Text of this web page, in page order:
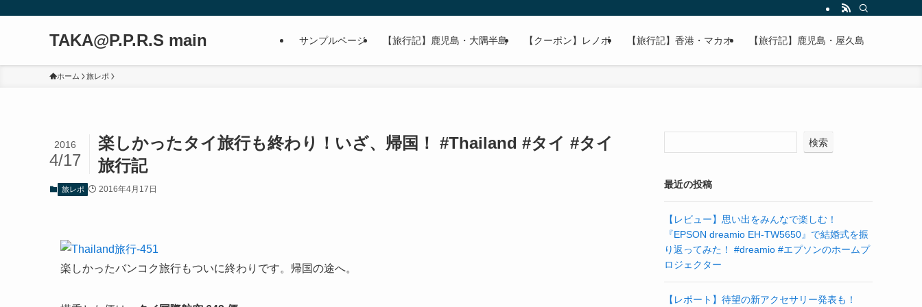
TAKA@P.P.R.S main サンプルページ 【旅行記】鹿児島・大隅半島 【クーポン】レノボ 【旅行記】香港・マカオ 【旅行記】鹿児島・屋久島
ホーム 旅レポ
楽しかったタイ旅行も終わり！いざ、帰国！ #Thailand #タイ #タイ
旅行記
2016
4/17
旅レポ 2016年4月17日
楽しかったバンコク旅行もついに終わりです。帰国の途へ。
検索
最近の投稿
【レビュー】思い出をみんなで楽しむ！
『EPSON dreamio EH-TW5650』で結婚式を振
り返ってみた！ #dreamio #エプソンのホームプ
ロジェクター
【レポート】待望の新アクセサリー発表も！